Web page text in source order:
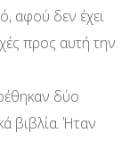
αφού δεν έχει
προς αυτή την
δύο
βιβλία. Ήταν